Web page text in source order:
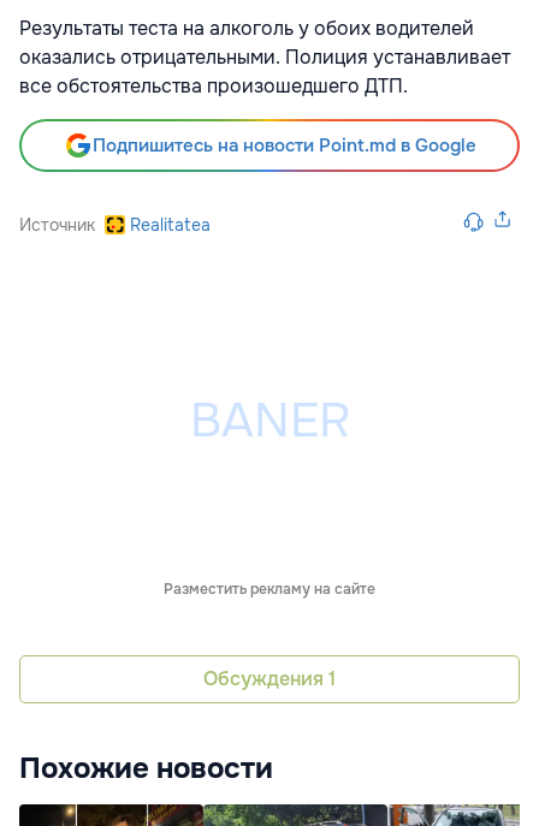
Результаты теста на алкоголь у обоих водителей
оказались отрицательными. Полиция устанавливает
все обстоятельства произошедшего ДТП.
Подпишитесь на новости Point.md в Google
Источник Realitatea
Разместить рекламу на сайте
Обсуждения 1
Похожие новости